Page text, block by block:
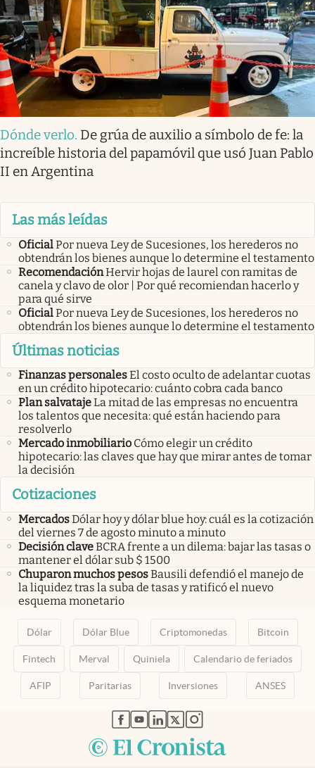
Dónde verlo. De grúa de auxilio a símbolo de fe: la
increíble historia del papamóvil que usó Juan Pablo
II en Argentina
Las más leídas
OficialPor nueva Ley de Sucesiones, los herederos no
obtendrán los bienes aunque lo determine el testamento
RecomendaciónHervir hojas de laurel con ramitas de
canela y clavo de olor | Por qué recomiendan hacerlo y
para qué sirve
OficialPor nueva Ley de Sucesiones, los herederos no
obtendrán los bienes aunque lo determine el testamento
Últimas noticias
Finanzas personalesEl costo oculto de adelantar cuotas
en un crédito hipotecario: cuánto cobra cada banco
Plan salvatajeLa mitad de las empresas no encuentra
los talentos que necesita: qué están haciendo para
resolverlo
Mercado inmobiliario Cómo elegir un crédito
hipotecario: las claves que hay que mirar antes de tomar
la decisión
Cotizaciones
MercadosDólar hoy y dólar blue hoy: cuál es la cotización
del viernes 7 de agosto minuto a minuto
Decisión claveBCRA frente a un dilema: bajar las tasas o
mantener el dólar sub $ 1500
Chuparon muchos pesosBausili defendió el manejo de
la liquidez tras la suba de tasas y ratificó el nuevo
esquema monetario
Dólar Dólar Blue Criptomonedas Bitcoin
Fintech Merval Quiniela Calendario de feriados
AFIP Paritarias Inversiones ANSES
abre en nueva pestaña
abre en nueva pestaña
abre en nueva pestaña
abre en nueva pestaña
abre en nueva pestaña